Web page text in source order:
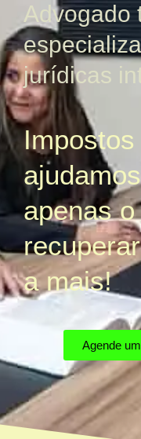
Advogado
jurídicas
apenas
a mais!
Agende